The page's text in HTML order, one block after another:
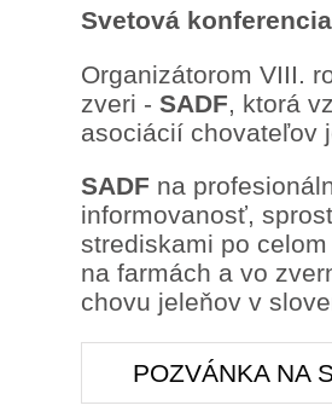
Svetová
Organizátorom VIII.
zveri -SADF , ktorá
asociácií chovateľov
SADF na
informovanosť,
strediskami po
na farmách a vo
chovu jeleňov v
POZVÁNKA NA